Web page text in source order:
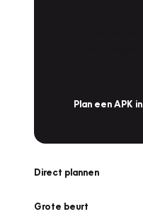
Plan een APK in
Direct plannen
Grote beurt